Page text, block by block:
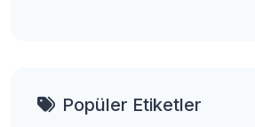
Popüler Etiketler